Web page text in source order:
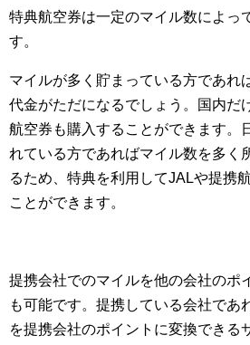
特典航空券は一定のマイル数によっ
す。
マイルが多く貯まっている方であれ
代金がただになるでしょう。国内だ
航空券も購入することができます。
れている方であればマイル数を多く
るため、特典を利用してJALや提携
ことができます。
提携会社でのマイルを他の会社のポ
も可能です。提携している会社であ
を提携会社のポイントに変換できる